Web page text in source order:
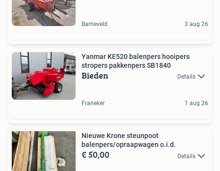
Barneveld 3 aug 26
Yanmar KE520 balenpers hooipers
stropers pakkenpers SB1840
Bieden Details
Franeker 1 aug 26
Nieuwe Krone steunpoot
balenpers/opraapwagen o.i.d.
€ 50,00 Details